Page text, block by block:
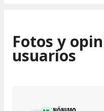
Fotos y
usuarios